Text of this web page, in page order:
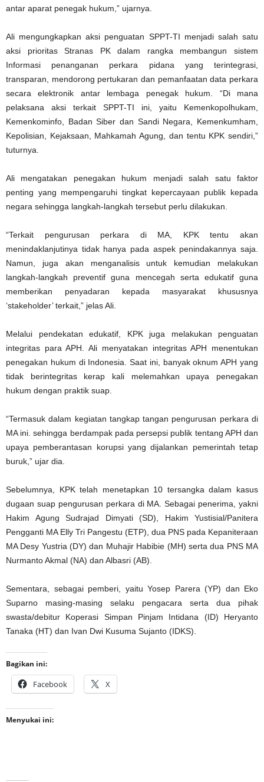
antar aparat penegak hukum,” ujarnya.
Ali mengungkapkan aksi penguatan SPPT-TI menjadi salah satu
aksi prioritas Stranas PK dalam rangka membangun sistem
Informasi penanganan perkara pidana yang terintegrasi,
transparan, mendorong pertukaran dan pemanfaatan data perkara
secara elektronik antar lembaga penegak hukum. “Di mana
pelaksana aksi terkait SPPT-TI ini, yaitu Kemenkopolhukam,
Kemenkominfo, Badan Siber dan Sandi Negara, Kemenkumham,
Kepolisian, Kejaksaan, Mahkamah Agung, dan tentu KPK sendiri,”
tuturnya.
Ali mengatakan penegakan hukum menjadi salah satu faktor
penting yang mempengaruhi tingkat kepercayaan publik kepada
negara sehingga langkah-langkah tersebut perlu dilakukan.
“Terkait pengurusan perkara di MA, KPK tentu akan
menindaklanjutinya tidak hanya pada aspek penindakannya saja.
Namun, juga akan menganalisis untuk kemudian melakukan
langkah-langkah preventif guna mencegah serta edukatif guna
memberikan penyadaran kepada masyarakat khususnya
‘stakeholder’ terkait,” jelas Ali.
Melalui pendekatan edukatif, KPK juga melakukan penguatan
integritas para APH. Ali menyatakan integritas APH menentukan
penegakan hukum di Indonesia. Saat ini, banyak oknum APH yang
tidak berintegritas kerap kali melemahkan upaya penegakan
hukum dengan praktik suap.
“Termasuk dalam kegiatan tangkap tangan pengurusan perkara di
MA ini. sehingga berdampak pada persepsi publik tentang APH dan
upaya pemberantasan korupsi yang dijalankan pemerintah tetap
buruk,” ujar dia.
Sebelumnya, KPK telah menetapkan 10 tersangka dalam kasus
dugaan suap pengurusan perkara di MA. Sebagai penerima, yakni
Hakim Agung Sudrajad Dimyati (SD), Hakim Yustisial/Panitera
Pengganti MA Elly Tri Pangestu (ETP), dua PNS pada Kepaniteraan
MA Desy Yustria (DY) dan Muhajir Habibie (MH) serta dua PNS MA
Nurmanto Akmal (NA) dan Albasri (AB).
Sementara, sebagai pemberi, yaitu Yosep Parera (YP) dan Eko
Suparno masing-masing selaku pengacara serta dua pihak
swasta/debitur Koperasi Simpan Pinjam Intidana (ID) Heryanto
Tanaka (HT) dan Ivan Dwi Kusuma Sujanto (IDKS).
Bagikan ini:
Facebook X
Menyukai ini: